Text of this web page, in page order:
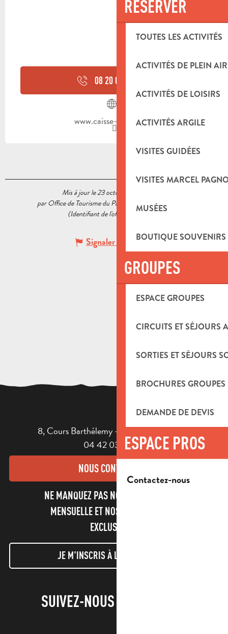
RÉSERVER
TOUTES LES ACTIVITÉS
ACTIVITÉS DE PLEIN AIR
ACTIVITÉS DE LOISIRS
ACTIVITÉS ARGILE
VISITES GUIDÉES
VISITES MARCEL
MUSÉES
BOUTIQUE
GROUPES
ESPACE GROUPES
CIRCUITS ET SÉJOURS
SORTIES ET SÉJOURS
BROCHURES GROUPES
DEMANDE DE DEVIS
ESPACE PROS
Contactez-nous
08 20 02 55
www.caisse-epargne.fr
Mis à jour le 23 octobre 2020 à 15:13
par Office de Tourisme du Pays d’Aubagne et de l’Étoile
(Identifiant de l'offre :
5558985)
Signaler une erreur
8, Cours Barthélemy - 13400 AUBAGNE
04 42 03 49 98
NOUS CONTACTER
NE MANQUEZ PAS NOTRE NEWSLETTER
MENSUELLE ET NOS INFORMATIONS
EXCLUSIVES !
JE M'INSCRIS À LA NEWSLETTER
SUIVEZ-NOUS !